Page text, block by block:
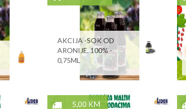
AKCIJA -SOK OD
ARONIJE, 100% -
0,75ML
5,00 KM